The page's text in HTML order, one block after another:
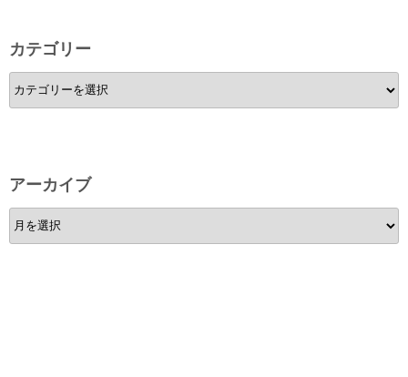
カテゴリー
カ
テ
ー
アーカイブ
ア
ー